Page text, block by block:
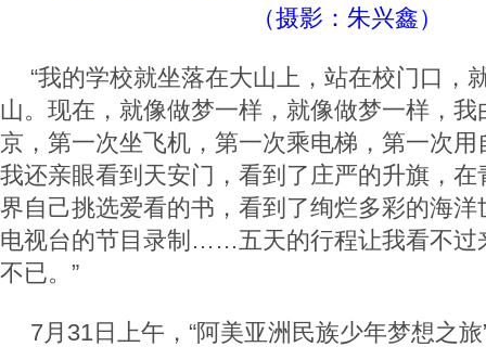
（摄影： 朱兴鑫）
“我的学校就坐落在大山上，站在校门口，
山。现在，就像做梦一样，就像做梦一样，
京，第一次坐飞机，第一次乘电梯，第一次
我还亲眼看到天安门，看到了庄严的升旗，
界自己挑选爱看的书，看到了绚烂多彩的海
电视台的节目录制……五天的行程让我看不过
不已。”
7月31日上午，“阿美亚洲民族少年梦想之